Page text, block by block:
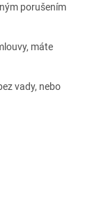
porušením
máte
vady, nebo